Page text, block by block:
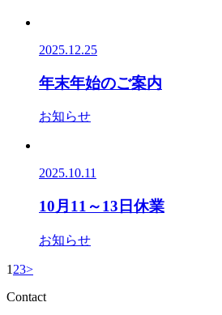
2025.12.25
年末年始のご案内
お知らせ
2025.10.11
10月11～13日休業
お知らせ
1 23>
Contact